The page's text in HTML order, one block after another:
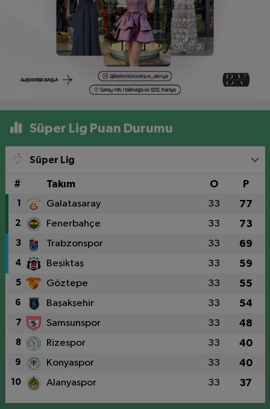
Süper Lig Puan Durumu
Süper Lig
# Takım O P
1 Galatasaray 33 77
2 Fenerbahçe 33 73
3 Trabzonspor 33 69
4 Beşiktaş 33 59
5 Göztepe 33 55
6 Başakşehir 33 54
7 Samsunspor 33 48
8 Rizespor 33 40
9 Konyaspor 33 40
10 Alanyaspor 33 37